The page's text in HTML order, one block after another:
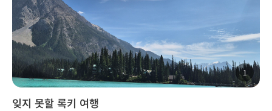
1
잊지 못할 록키 여행